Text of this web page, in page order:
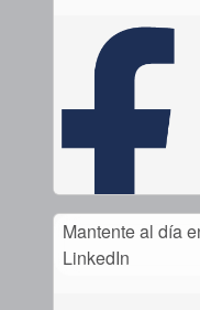
Planos
Folletos
Vídeo
Mantente al día
LinkedIn